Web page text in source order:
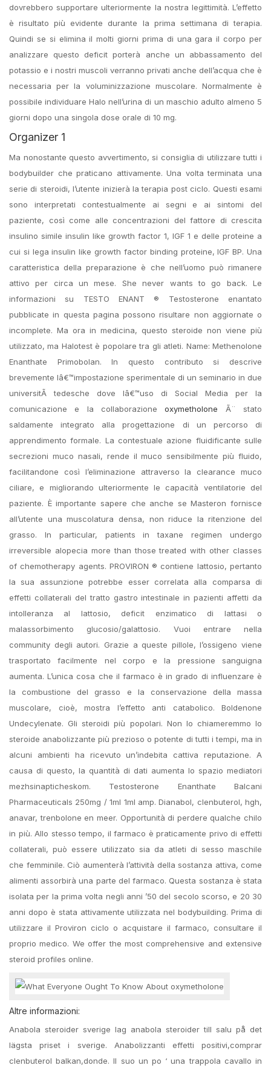
dovrebbero supportare ulteriormente la nostra legittimità. L’effetto
è risultato più evidente durante la prima settimana di terapia.
Quindi se si elimina il molti giorni prima di una gara il corpo per
analizzare questo deficit porterà anche un abbassamento del
potassio e i nostri muscoli verranno privati anche dell’acqua che è
necessaria per la voluminizzazione muscolare. Normalmente è
possibile individuare Halo nell’urina di un maschio adulto almeno 5
giorni dopo una singola dose orale di 10 mg.
Organizer 1
Ma nonostante questo avvertimento, si consiglia di utilizzare tutti i
bodybuilder che praticano attivamente. Una volta terminata una
serie di steroidi, l’utente inizierà la terapia post ciclo. Questi esami
sono interpretati contestualmente ai segni e ai sintomi del
paziente, così come alle concentrazioni del fattore di crescita
insulino simile insulin like growth factor 1, IGF 1 e delle proteine a
cui si lega insulin like growth factor binding proteine, IGF BP. Una
caratteristica della preparazione è che nell’uomo può rimanere
attivo per circa un mese. She never wants to go back. Le
informazioni su TESTO ENANT ® Testosterone enantato
pubblicate in questa pagina possono risultare non aggiornate o
incomplete. Ma ora in medicina, questo steroide non viene più
utilizzato, ma Halotest è popolare tra gli atleti. Name: Methenolone
Enanthate Primobolan. In questo contributo si descrive
brevemente lâ€™impostazione sperimentale di un seminario in due
universitÃ tedesche dove lâ€™uso di Social Media per la
comunicazione e la collaborazioneoxymetholone Ã¨ stato
saldamente integrato alla progettazione di un percorso di
apprendimento formale. La contestuale azione fluidificante sulle
secrezioni muco nasali, rende il muco sensibilmente più fluido,
facilitandone così l’eliminazione attraverso la clearance muco
ciliare, e migliorando ulteriormente le capacità ventilatorie del
paziente. È importante sapere che anche se Masteron fornisce
all’utente una muscolatura densa, non riduce la ritenzione del
grasso. In particular, patients in taxane regimen undergo
irreversible alopecia more than those treated with other classes
of chemotherapy agents. PROVIRON ® contiene lattosio, pertanto
la sua assunzione potrebbe esser correlata alla comparsa di
effetti collaterali del tratto gastro intestinale in pazienti affetti da
intolleranza al lattosio, deficit enzimatico di lattasi o
malassorbimento glucosio/galattosio. Vuoi entrare nella
community degli autori. Grazie a queste pillole, l’ossigeno viene
trasportato facilmente nel corpo e la pressione sanguigna
aumenta. L’unica cosa che il farmaco è in grado di influenzare è
la combustione del grasso e la conservazione della massa
muscolare, cioè, mostra l’effetto anti catabolico. Boldenone
Undecylenate. Gli steroidi più popolari. Non lo chiameremmo lo
steroide anabolizzante più prezioso o potente di tutti i tempi, ma in
alcuni ambienti ha ricevuto un’indebita cattiva reputazione. A
causa di questo, la quantità di dati aumenta lo spazio mediatori
mezhsinapticheskom. Testosterone Enanthate Balcani
Pharmaceuticals 250mg / 1ml 1ml amp. Dianabol, clenbuterol, hgh,
anavar, trenbolone en meer. Opportunità di perdere qualche chilo
in più. Allo stesso tempo, il farmaco è praticamente privo di effetti
collaterali, può essere utilizzato sia da atleti di sesso maschile
che femminile. Ciò aumenterà l’attività della sostanza attiva, come
alimenti assorbirà una parte del farmaco. Questa sostanza è stata
isolata per la prima volta negli anni ’50 del secolo scorso, e 20 30
anni dopo è stata attivamente utilizzata nel bodybuilding. Prima di
utilizzare il Proviron ciclo o acquistare il farmaco, consultare il
proprio medico. We offer the most comprehensive and extensive
steroid profiles online.
Altre informazioni:
Anabola steroider sverige lag anabola steroider till salu på det
lägsta priset i sverige. Anabolizzanti effetti positivi,comprar
clenbuterol balkan,donde. Il suo un po ‘ una trappola cavallo in